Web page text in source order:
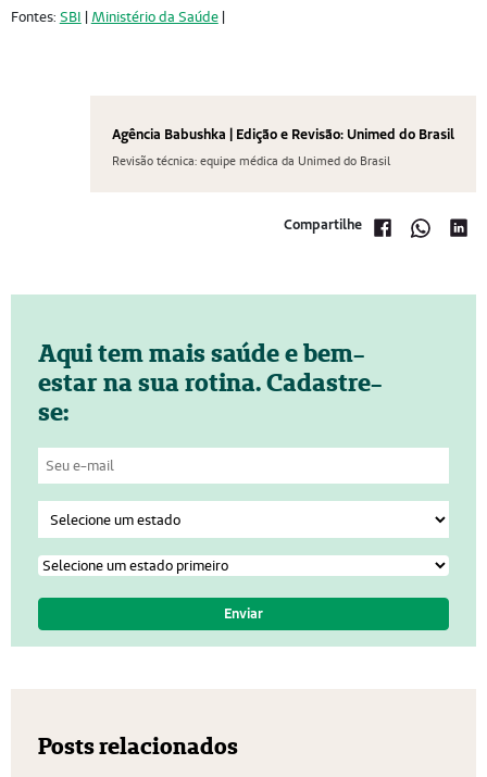
Fontes: SBI | Ministério da Saúde|
Agência Babushka | Edição e Revisão: Unimed do Brasil
Revisão técnica: equipe médica da Unimed do Brasil
Compartilhe
Aqui tem mais saúde e bem-
estar na sua rotina. Cadastre-
se:
Posts relacionados